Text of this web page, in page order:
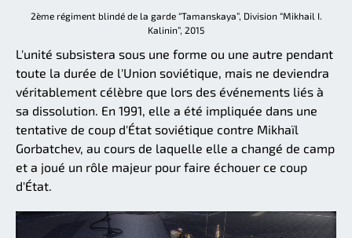
2ème régiment blindé de la garde “Tamanskaya”, Division “Mikhail I.
Kalinin”, 2015
L'unité subsistera sous une forme ou une autre pendant
toute la durée de l'Union soviétique, mais ne deviendra
véritablement célèbre que lors des événements liés à
sa dissolution. En 1991, elle a été impliquée dans une
tentative de coup d'État soviétique contre Mikhaïl
Gorbatchev, au cours de laquelle elle a changé de camp
et a joué un rôle majeur pour faire échouer ce coup
d'État.